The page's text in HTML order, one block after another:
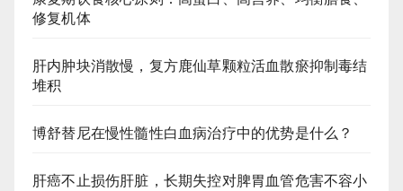
修复机体
肝内肿块消散慢，复方鹿仙草颗粒活血散瘀抑制毒结
堆积
博舒替尼在慢性髓性白血病治疗中的优势是什么？
肝癌不止损伤肝脏，长期失控对脾胃血管危害不容小